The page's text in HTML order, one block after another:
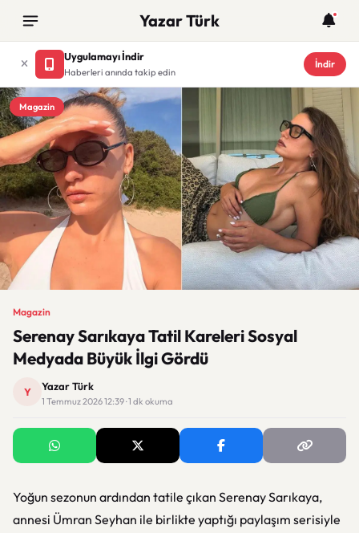
Yazar Türk
Uygulamayı İndir
Haberleri anında takip edin
İndir
Magazin
Magazin
Serenay Sarıkaya Tatil Kareleri Sosyal
Medyada Büyük İlgi Gördü
Y Yazar Türk
1 Temmuz 2026 12:39 · 1 dk okuma
Yoğun sezonun ardından tatile çıkan Serenay Sarıkaya,
annesi Ümran Seyhan ile birlikte yaptığı paylaşım serisiyle